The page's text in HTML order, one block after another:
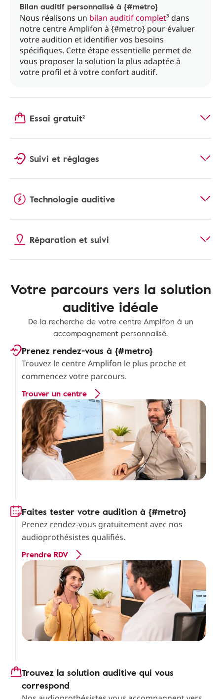
Bilan auditif personnalisé à {#metro}
Nous réalisons un bilan auditif complet³ dans
notre centre Amplifon à {#metro} pour évaluer
votre audition et identifier vos besoins
spécifiques. Cette étape essentielle permet de
vous proposer la solution la plus adaptée à
votre profil et à votre confort auditif.
Essai gratuit²
Suivi et réglages
Technologie auditive
Réparation et suivi
Votre parcours vers la solution
auditive idéale
De la recherche de votre centre Amplifon à un
accompagnement personnalisé.
Prenez rendez-vous à {#metro}
Trouvez le centre Amplifon le plus proche et
commencez votre parcours.
Trouver un centre
Faites tester votre audition à {#metro}
Prenez rendez-vous gratuitement avec nos
audioprothésistes qualifiés.
Prendre RDV
Trouvez la solution auditive qui vous
correspond